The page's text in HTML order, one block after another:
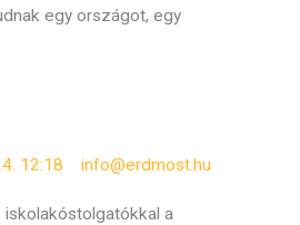
egy országot, egy
12:18 info@erdmost.hu
iskolakóstolgatókkal a